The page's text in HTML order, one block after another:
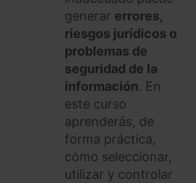
generar errores,
riesgos jurídicos o
problemas de
seguridad de la
información. En
este curso
aprenderás, de
forma práctica,
cómo seleccionar,
utilizar y controlar